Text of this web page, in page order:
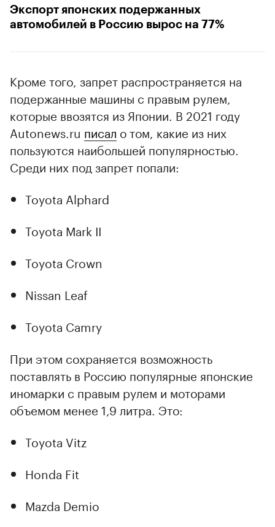
Экспорт японских подержанных
автомобилей в Россию вырос на 77%
Кроме того, запрет распространяется на
подержанные машины с правым рулем,
которые ввозятся из Японии. В 2021 году
Autonews.ru писал о том, какие из них
пользуются наибольшей популярностью.
Среди них под запрет попали:
Toyota Alphard
Toyota Mark II
Toyota Crown
Nissan Leaf
Toyota Camry
При этом сохраняется возможность
поставлять в Россию популярные японские
иномарки с правым рулем и моторами
объемом менее 1,9 литра. Это:
Toyota Vitz
Honda Fit
Mazda Demio